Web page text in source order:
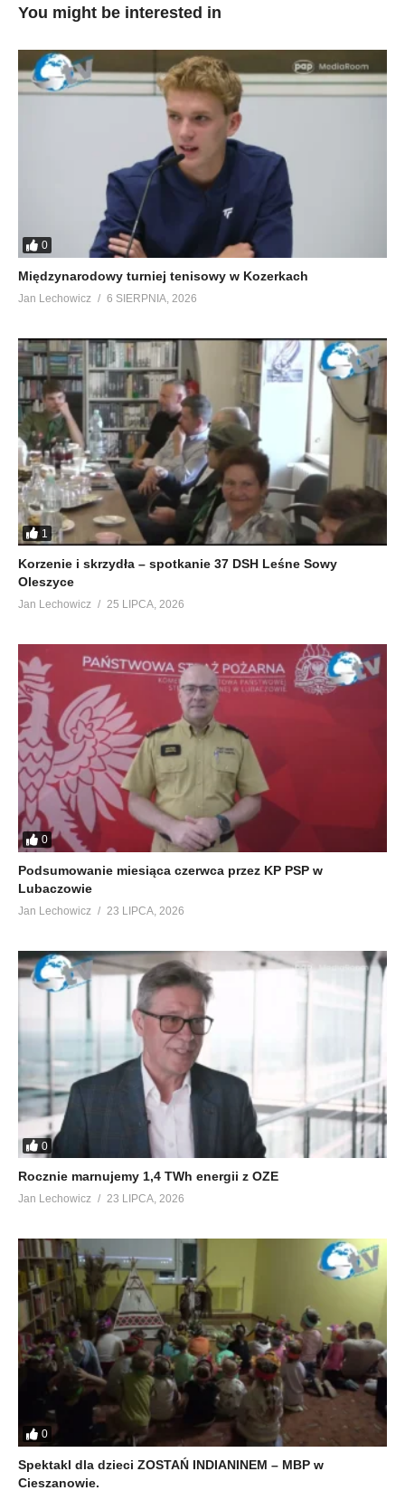
You might be interested in
0
Międzynarodowy turniej tenisowy w Kozerkach
Jan Lechowicz 6 SIERPNIA, 2026
1
Korzenie i skrzydła – spotkanie 37 DSH Leśne Sowy
Oleszyce
Jan Lechowicz 25 LIPCA, 2026
0
Podsumowanie miesiąca czerwca przez KP PSP w
Lubaczowie
Jan Lechowicz 23 LIPCA, 2026
0
Rocznie marnujemy 1,4 TWh energii z OZE
Jan Lechowicz 23 LIPCA, 2026
0
Spektakl dla dzieci ZOSTAŃ INDIANINEM – MBP w
Cieszanowie.